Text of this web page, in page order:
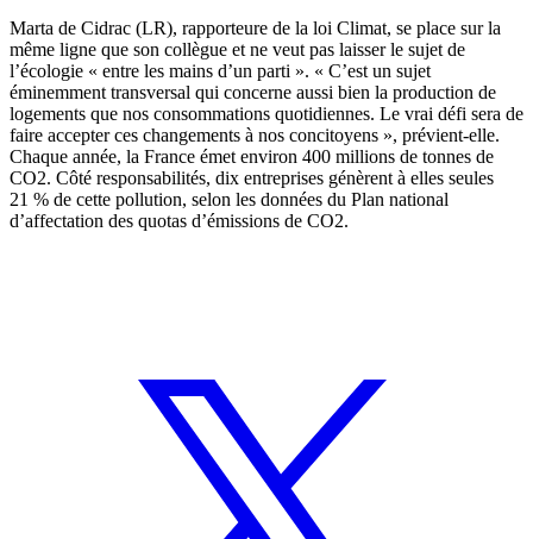
Marta de Cidrac (LR), rapporteure de la loi Climat, se place sur la
même ligne que son collègue et ne veut pas laisser le sujet de
l’écologie « entre les mains d’un parti ». « C’est un sujet
éminemment transversal qui concerne aussi bien la production de
logements que nos consommations quotidiennes. Le vrai défi sera de
faire accepter ces changements à nos concitoyens », prévient-elle.
Chaque année, la France émet environ 400 millions de tonnes de
CO2. Côté responsabilités, dix entreprises génèrent à elles seules
21 % de cette pollution, selon les données du Plan national
d’affectation des quotas d’émissions de CO2.